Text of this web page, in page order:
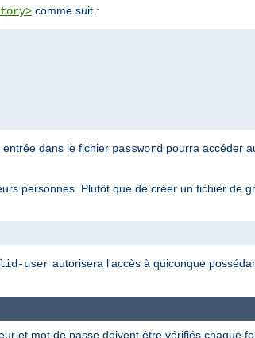
comme suit :
dans le fichier password pourra accéder
personnes. Plutôt que de créer un fichier de
user autorisera l'accès à quiconque
et mot de passe doivent être vérifiés chaque